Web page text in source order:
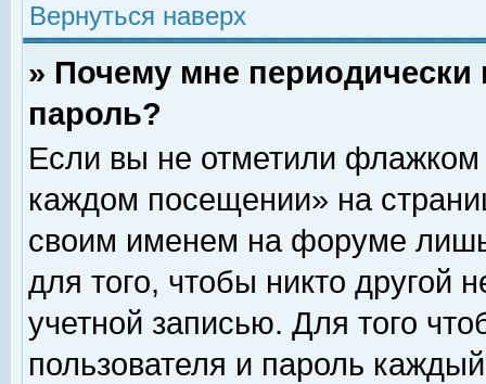
Вернуться наверх
» Почему мне
пароль?
Если вы не отметили флажком
каждом посещении» на
своим именем на форуме
для того, чтобы никто другой
учетной записью. Для того
пользователя и пароль